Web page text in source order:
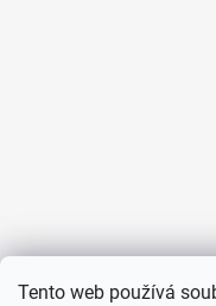
Tento web používá